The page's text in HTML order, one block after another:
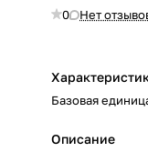
0 Нет
Базовая
Описание